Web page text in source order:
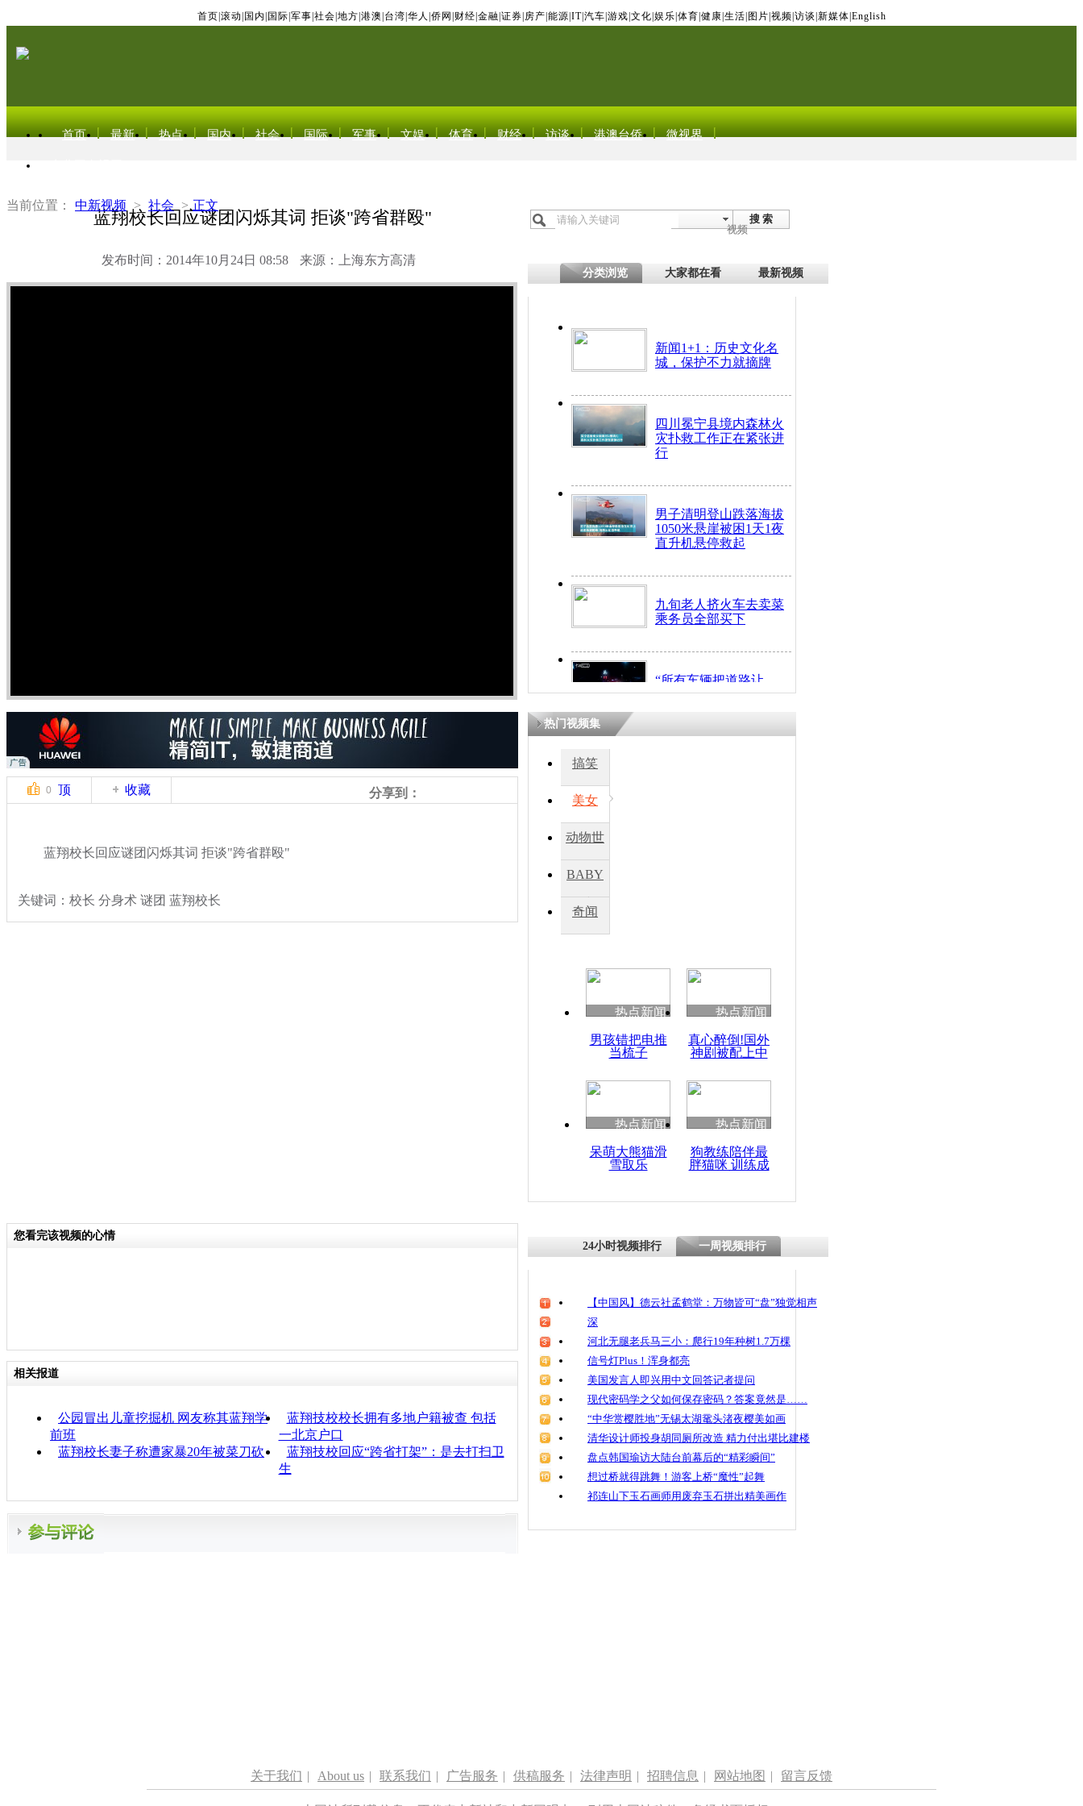
首页 滚动 国内 国际 军事 社会 地方 港澳 台湾 华人 侨网 财经 金融 证券 房产 能源 IT| 汽车 游戏 文化 娱乐 体育 健康 生活 图片 视频 访谈 新媒体 English
首页 最新 热点 国内 社会 国际 军事 文娱 体育 财经 访谈 港澳台侨 微视界
当前位置： 中新视频 > 社会 > 正文
蓝翔校长回应谜团闪烁其词 拒谈"跨省群殴"
发布时间：2014年10月24日 08:58 来源：上海东方高清
搜 索
视频
分类浏览 大家都在看 最新视频
新闻1+1：历史文化名
城，保护不力就摘牌
四川冕宁县境内森林火
灾扑救工作正在紧张进
行
男子清明登山跌落海拔
1050米悬崖被困1天1夜
直升机悬停救起
九旬老人挤火车去卖菜
乘务员全部买下
“所有车辆把道路让
开！”儿童突发疾病交
因
度苗族花山节
魂
0 顶 收藏 分享到：
蓝翔校长回应谜团闪烁其词 拒谈"跨省群殴"
关键词：校长 分身术 谜团 蓝翔校长
热门视频集
搞笑
美女
动物世
BABY
秀
奇闻
热点新闻
男孩错把电推
当梳子
热点新闻
真心醉倒!国外
神剧被配上中
热点新闻
呆萌大熊猫滑
雪取乐
热点新闻
狗教练陪伴最
胖猫咪 训练成
您看完该视频的心情
相关报道
公园冒出儿童挖掘机 网友称其蓝翔学
前班
蓝翔技校校长拥有多地户籍被查 包括
一北京户口
蓝翔校长妻子称遭家暴20年被菜刀砍
蓝翔技校回应“跨省打架”：是去打扫卫
生
24小时视频排行 一周视频排行
【中国风】德云社孟鹤堂：万物皆可“盘”独觉相声
深
河北无腿老兵马三小：爬行19年种树1.7万棵
信号灯Plus！浑身都亮
美国发言人即兴用中文回答记者提问
现代密码学之父如何保存密码？答案竟然是……
“中华赏樱胜地”无锡太湖鼋头渚夜樱美如画
清华设计师投身胡同厕所改造 精力付出堪比建楼
盘点韩国瑜访大陆台前幕后的“精彩瞬间”
想过桥就得跳舞！游客上桥“魔性”起舞
祁连山下玉石画师用废弃玉石拼出精美画作
关于我们 | About us | 联系我们 | 广告服务 | 供稿服务 | 法律声明 | 招聘信息 | 网站地图 | 留言反馈